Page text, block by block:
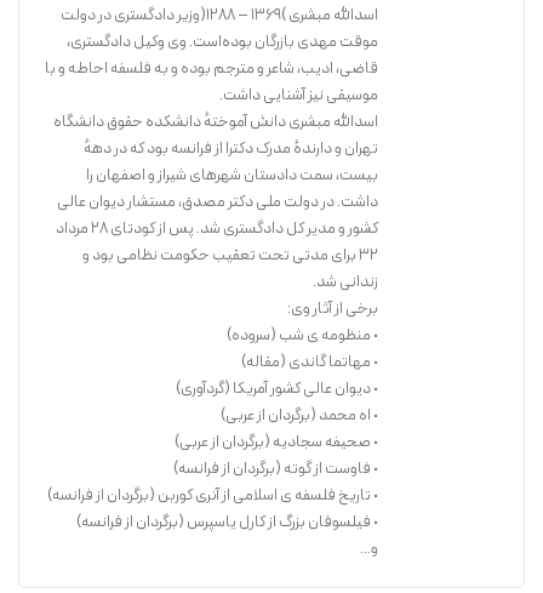
اسدالله مبشری )۱۳۶۹ – ۱۲۸۸(وزیر دادگستری در دولت
موقت مهدی بازرگان بوده‌است. وی وکیل دادگستری،
قاضی، ادیب، شاعر و مترجم بوده و به فلسفه احاطه و با
موسیقی نیز آشنایی داشت.
اسدالله مبشری دانش آموختهٔ دانشکده حقوق دانشگاه
تهران و دارندهٔ مدرک دکترا از فرانسه بود که در دههٔ
بیست، سمت دادستان شهرهای شیراز و اصفهان را
داشت. در دولت ملی دکتر مصدق، مستشار دیوان عالی
کشور و مدیر کل دادگستری شد. پس از کودتای ۲۸ مرداد
۳۲ برای مدتی تحت تعقیب حکومت نظامی بود و
زندانی شد.
برخی از آثار وی:
• منظومه ی شب (سروده)
• مهاتما گاندی (مقاله)
• دیوان عالی کشور آمریکا (گردآوری)
• اه محمد (برگردان از عربی)
• صحیفه سجادیه (برگردان از عربی)
• فاوست از گوته (برگردان از فرانسه)
• تاریخ فلسفه ی اسلامی از آنری کوربن (برگردان از فرانسه)
• فیلسوفان بزرگ از کارل یاسپرس (برگردان از فرانسه)
و...